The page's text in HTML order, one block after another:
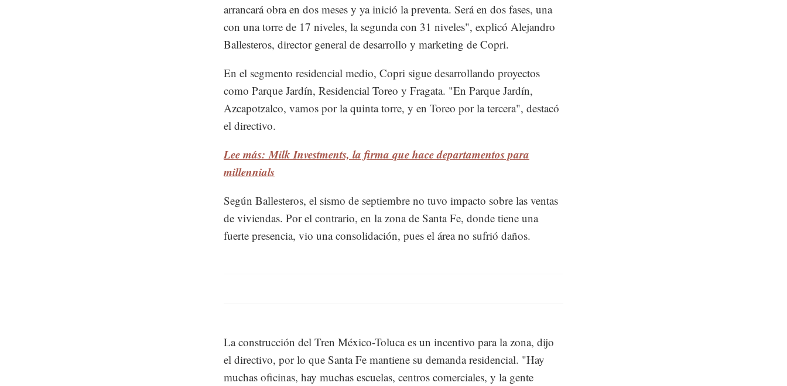
arrancará obra en dos meses y ya inició la preventa. Será en dos fases, una
con una torre de 17 niveles, la segunda con 31 niveles", explicó Alejandro
Ballesteros, director general de desarrollo y marketing de Copri.
En el segmento residencial medio, Copri sigue desarrollando proyectos
como Parque Jardín, Residencial Toreo y Fragata. "En Parque Jardín,
Azcapotzalco, vamos por la quinta torre, y en Toreo por la tercera", destacó
el directivo.
Lee más: Milk Investments, la firma que hace departamentos para
millennials
Según Ballesteros, el sismo de septiembre no tuvo impacto sobre las ventas
de viviendas. Por el contrario, en la zona de Santa Fe, donde tiene una
fuerte presencia, vio una consolidación, pues el área no sufrió daños.
La construcción del Tren México-Toluca es un incentivo para la zona, dijo
el directivo, por lo que Santa Fe mantiene su demanda residencial. "Hay
muchas oficinas, hay muchas escuelas, centros comerciales, y la gente